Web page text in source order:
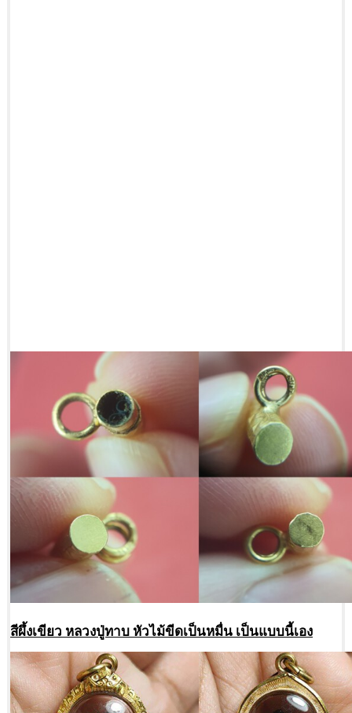
สีผึ้งเขียว หลวงปู่ทาบ หัวไม้ขีดเป็นหมื่น เป็นแบบนี้เอง